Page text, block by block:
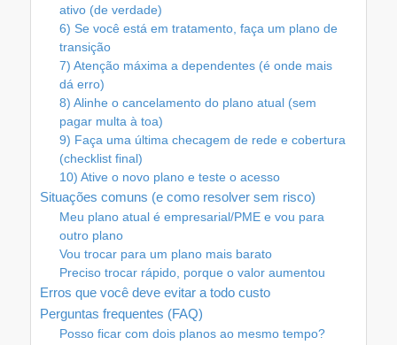
ativo (de verdade)
6) Se você está em tratamento, faça um plano de
transição
7) Atenção máxima a dependentes (é onde mais
dá erro)
8) Alinhe o cancelamento do plano atual (sem
pagar multa à toa)
9) Faça uma última checagem de rede e cobertura
(checklist final)
10) Ative o novo plano e teste o acesso
Situações comuns (e como resolver sem risco)
Meu plano atual é empresarial/PME e vou para
outro plano
Vou trocar para um plano mais barato
Preciso trocar rápido, porque o valor aumentou
Erros que você deve evitar a todo custo
Perguntas frequentes (FAQ)
Posso ficar com dois planos ao mesmo tempo?